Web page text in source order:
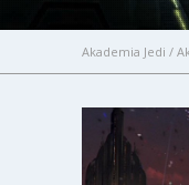
Akademia Jedi /